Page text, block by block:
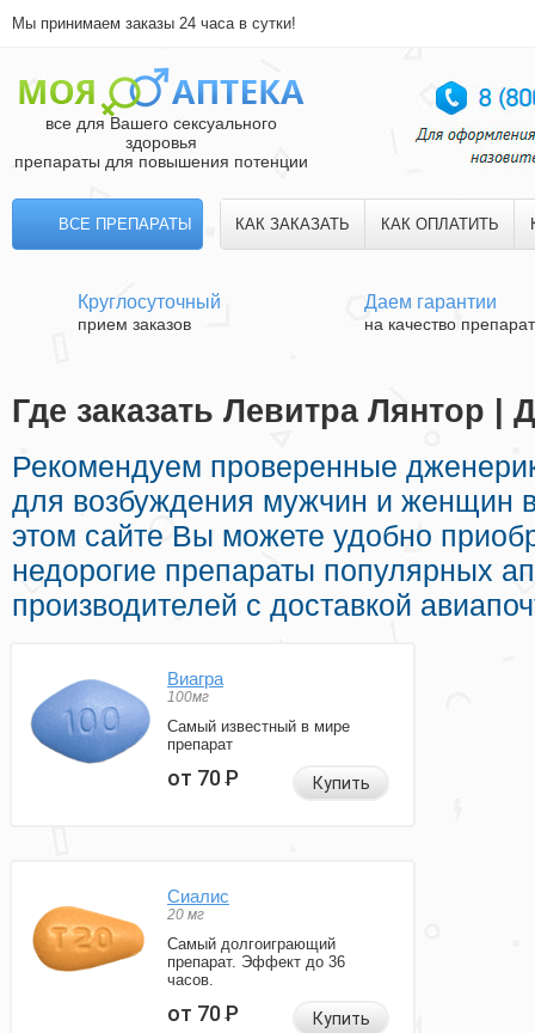
Мы принимаем заказы 24 часа в сутки!
все для Вашего сексуального
здоровья
препараты для повышения потенции
ВСЕ ПРЕПАРАТЫ КАК ЗАКАЗАТЬ КАК ОПЛАТИТЬ
Круглосуточный
прием заказов
Даем гарантии
на качество
Где заказать Левитра Лянтор |
Рекомендуем проверенные
для возбуждения мужчин и женщин
этом сайте Вы можете удобно
недорогие препараты популярных
производителей с доставкой
Виагра
100мг
Самый известный в мире
препарат
от 70Р Купить
Сиалис
20 мг
Самый долгоиграющий
препарат. Эффект до 36
часов.
от 70Р Купить